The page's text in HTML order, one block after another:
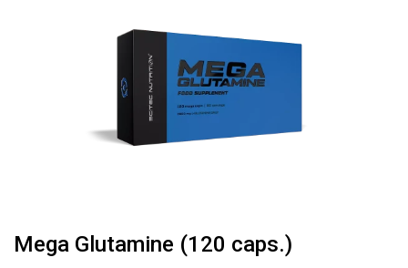
Mega Glutamine (120 caps.)